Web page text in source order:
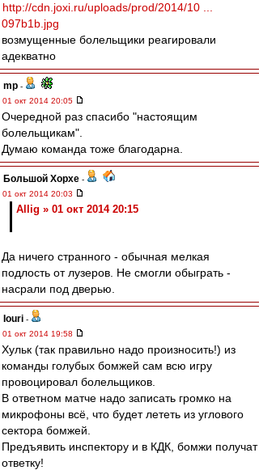
http://cdn.joxi.ru/uploads/prod/2014/10 ...
097b1b.jpg
возмущенные болельщики реагировали
адекватно
mp -
01 окт 2014 20:05
Очередной раз спасибо "настоящим
болельщикам".
Думаю команда тоже благодарна.
Большой Хорхе -
01 окт 2014 20:03
Allig » 01 окт 2014 20:15
Да ничего странного - обычная мелкая
подлость от лузеров. Не смогли обыграть -
насрали под дверью.
Iouri -
01 окт 2014 19:58
Хульк (так правильно надо произносить!) из
команды голубых бомжей сам всю игру
провоцировал болельщиков.
В ответном матче надо записать громко на
микрофоны всё, что будет лететь из углового
сектора бомжей.
Предъявить инспектору и в КДК, бомжи получат
ответку!